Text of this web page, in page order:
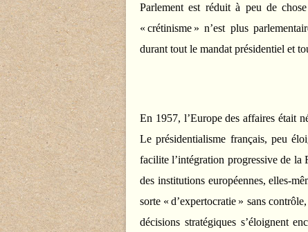
Parlement est réduit à peu de
« crétinisme » n’est plus
durant tout le mandat présidentiel et
En 1957, l’Europe des affaires était
Le présidentialisme français, peu
facilite l’intégration progressive de la
des institutions européennes, elles-
sorte « d’expertocratie » sans
décisions stratégiques s’éloignent